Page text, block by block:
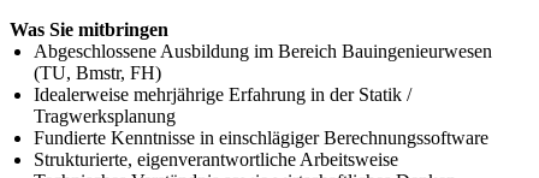
Was Sie mitbringen
Abgeschlossene Ausbildung im Bereich Bauingenieurwesen
(TU, Bmstr, FH)
Idealerweise mehrjährige Erfahrung in der Statik /
Tragwerksplanung
Fundierte Kenntnisse in einschlägiger Berechnungssoftware
Strukturierte, eigenverantwortliche Arbeitsweise